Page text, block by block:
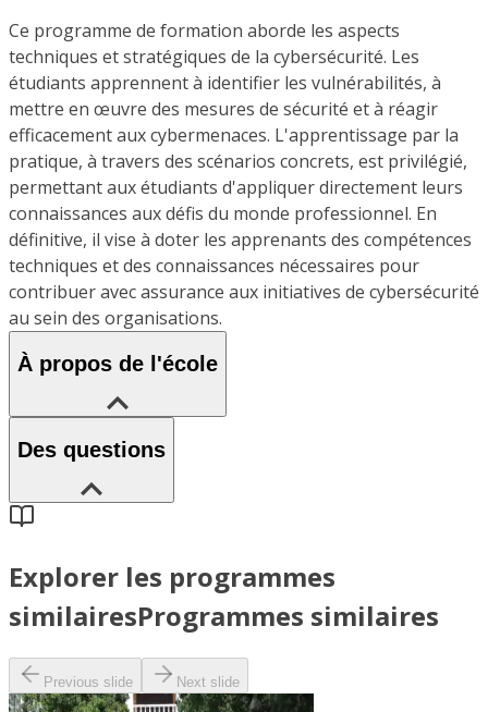
Ce programme de formation aborde les aspects
techniques et stratégiques de la cybersécurité. Les
étudiants apprennent à identifier les vulnérabilités, à
mettre en œuvre des mesures de sécurité et à réagir
efficacement aux cybermenaces. L'apprentissage par la
pratique, à travers des scénarios concrets, est privilégié,
permettant aux étudiants d'appliquer directement leurs
connaissances aux défis du monde professionnel. En
définitive, il vise à doter les apprenants des compétences
techniques et des connaissances nécessaires pour
contribuer avec assurance aux initiatives de cybersécurité
au sein des organisations.
À propos de l'école
Des questions
Explorer les programmes
similairesProgrammes similaires
Previous slide Next slide